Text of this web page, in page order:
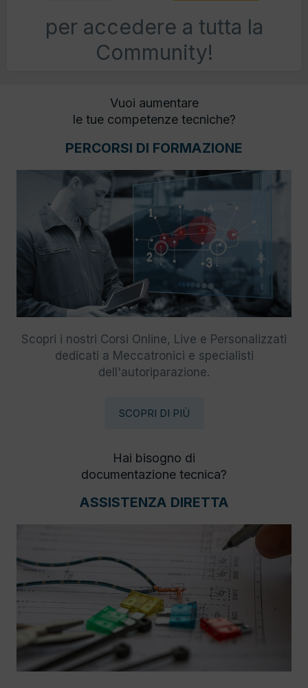
per accedere a tutta la
Community!
Vuoi aumentare
le tue competenze tecniche?
PERCORSI DI FORMAZIONE
Scopri i nostri Corsi Online, Live e Personalizzati
dedicati a Meccatronici e specialisti
dell'autoriparazione.
SCOPRI DI PIÙ
Hai bisogno di
documentazione tecnica?
ASSISTENZA DIRETTA